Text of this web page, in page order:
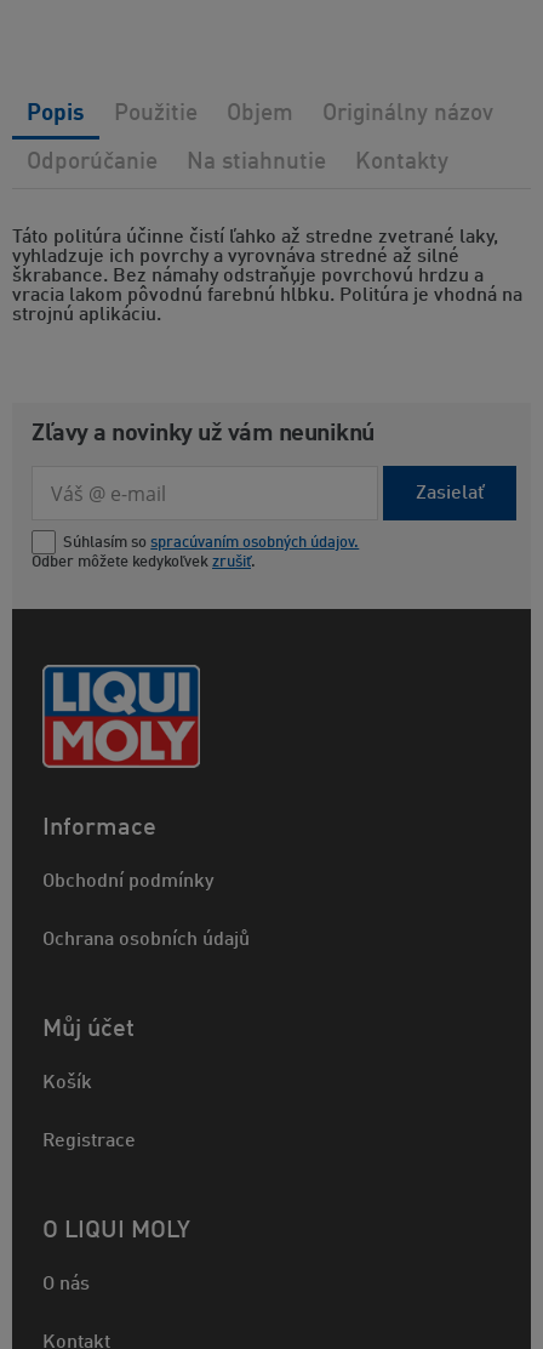
Táto politúra účinne čistí ľahko až stredne zvetrané laky,
vyhladzuje ich povrchy a vyrovnáva stredné až silné
škrabance. Bez námahy odstraňuje povrchovú hrdzu a
vracia lakom pôvodnú farebnú hĺbku. Politúra je vhodná na
strojnú aplikáciu.
Popis Použitie Objem Originálny názov
Odporúčanie Na stiahnutie Kontakty
Zľavy a novinky už vám neuniknú
Zasielať
Súhlasím so spracúvaním osobných údajov.
Odber môžete kedykoľvek zrušiť.
Informace
Obchodní podmínky
Ochrana osobních údajů
Můj účet
Košík
Registrace
O LIQUI MOLY
O nás
Kontakt